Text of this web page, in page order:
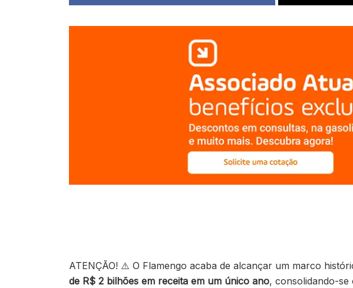
ATENÇÃO! ⚠️ O Flamengo acaba de alcançar um marco
de R$ 2 bilhões em receita em um único ano, consolidando-